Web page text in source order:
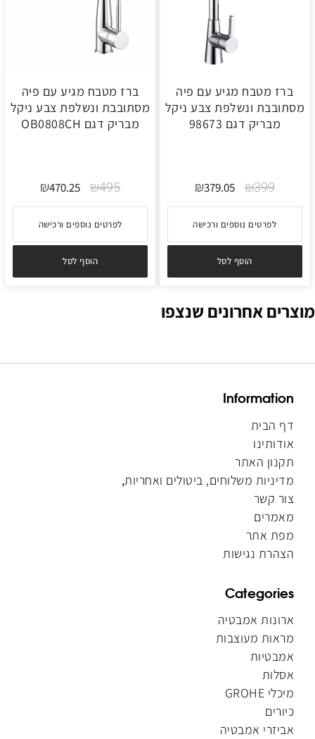
ברז מטבח מגיע עם פיה
מסתובבת ונשלפת צבע ניקל
מבריק דגם 98673
₪399
₪379.05
לפרטים נוספים ורכישה
הוסף לסל
ברז מטבח מגיע עם פיה
מסתובבת ונשלפת צבע ניקל
מבריק דגם OB0808CH
₪495
₪470.25
לפרטים נוספים ורכישה
הוסף לסל
מוצרים אחרונים שנצפו
Information
דף הבית
אודותינו
תקנון האתר
מדיניות משלוחים, ביטולים ואחריות,
צור קשר
מאמרים
מפת אתר
הצהרת נגישות
Categories
ארונות אמבטיה
מראות מעוצבות
אמבטיות
אסלות
מיכלי GROHE
כיורים
אביזרי אמבטיה